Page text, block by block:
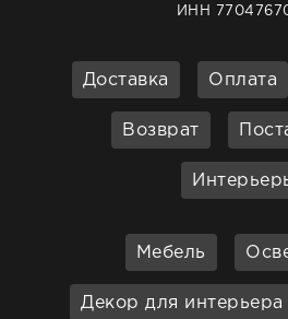
ИНН
Доставка Оплата
Возврат
Мебель
Декор для интерьера